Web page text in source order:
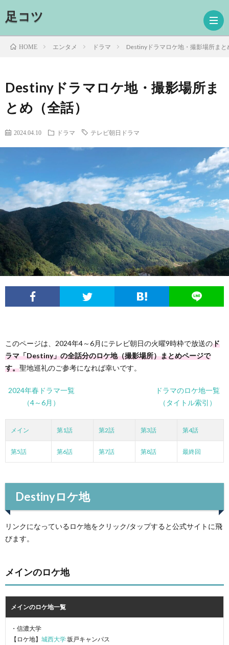
足コツ
マ
画
読
書
プ
ロ
フ
ィ
お
問
い
HOME エンタメ ドラマ Destinyドラマロケ地・撮影場所まと
Destinyドラマロケ地・撮影場所ま
とめ（全話）
2024.04.10 ドラマ テレビ朝日ドラマ
このページは、2024年4～6月にテレビ朝日の火曜9時枠で放送のド
ラマ「Destiny」の全話分のロケ地（撮影場所）まとめページで
す。聖地巡礼のご参考になれば幸いです。
2024年春ドラマ一覧
（4～6月）
ドラマのロケ地一覧
（タイトル索引）
メイン 第1話 第2話 第3話 第4話
第5話 第6話 第7話 第8話 最終回
Destinyロケ地
リンクになっているロケ地をクリック/タップすると公式サイトに飛
びます。
メインのロケ地
メインのロケ地一覧
・信濃大学
【ロケ地】 城西大学坂戸キャンパス